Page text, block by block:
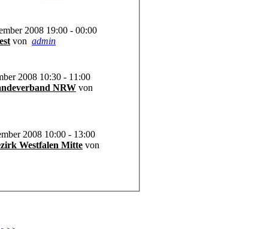
2008 19:00 - 00:00
von admin
2008 10:30 - 11:00
NRW von
2008 10:00 - 13:00
Westfalen Mitte von